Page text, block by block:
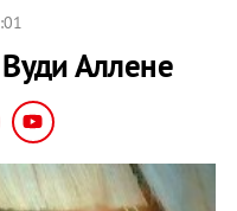
Аллене